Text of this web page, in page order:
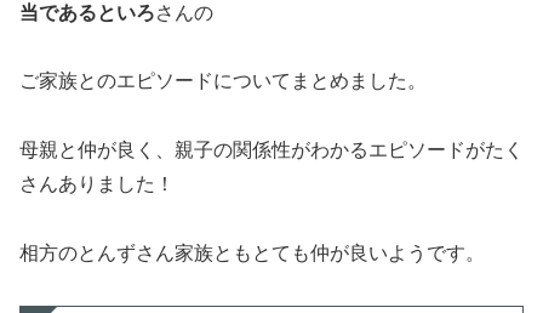
当であるといろさんの
ご家族とのエピソードについてまとめました。
母親と仲が良く、親子の関係性がわかるエピソードがたく
さんありました！
相方のとんずさん家族ともとても仲が良いようです。